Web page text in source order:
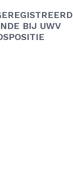
BIJ UWV